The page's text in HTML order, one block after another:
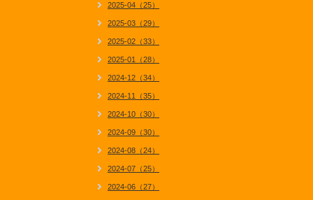
2025-04（25）
2025-03（29）
2025-02（33）
2025-01（28）
2024-12（34）
2024-11（35）
2024-10（30）
2024-09（30）
2024-08（24）
2024-07（25）
2024-06（27）